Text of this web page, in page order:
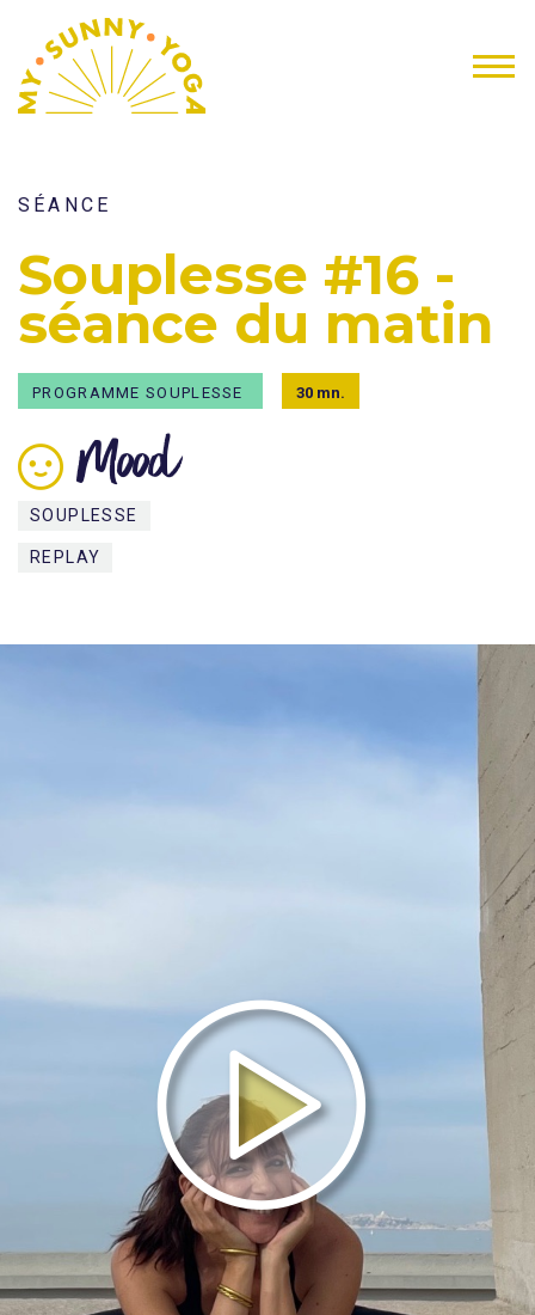
SÉANCE
Souplesse #16 -
séance du matin
PROGRAMME SOUPLESSE 30 mn.
Mood
SOUPLESSE
REPLAY